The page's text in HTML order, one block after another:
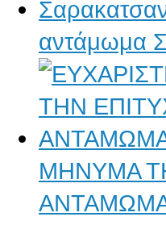
αντάμωμα
ΜΗΝΥΜΑ